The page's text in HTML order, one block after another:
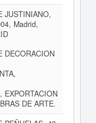
JUSTINIANO,
Madrid,
DECORACION
EXPORTACION
DE ARTE.